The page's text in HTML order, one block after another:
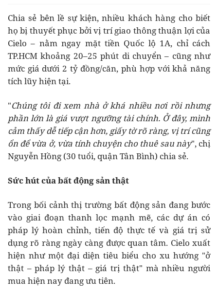
Chia sẻ bên lề sự kiện, nhiều khách hàng cho biết
họ bị thuyết phục bởi vị trí giao thông thuận lợi của
Cielo – nằm ngay mặt tiền Quốc lộ 1A, chỉ cách
TP.HCM khoảng 20–25 phút di chuyển – cũng như
mức giá dưới 2 tỷ đồng/căn, phù hợp với khả năng
tích lũy hiện tại.
"Chúng tôi đi xem nhà ở khá nhiều nơi rồi nhưng
phần lớn là giá vượt ngưỡng tài chính. Ở đây, mình
cảm thấy dễ tiếp cận hơn, giấy tờ rõ ràng, vị trí cũng
ổn để vừa ở, vừa tính chuyện cho thuê sau này", chị
Nguyễn Hồng (30 tuổi, quận Tân Bình) chia sẻ.
Sức hút của bất động sản thật
Trong bối cảnh thị trường bất động sản đang bước
vào giai đoạn thanh lọc mạnh mẽ, các dự án có
pháp lý hoàn chỉnh, tiến độ thực tế và giá trị sử
dụng rõ ràng ngày càng được quan tâm. Cielo xuất
hiện như một đại diện tiêu biểu cho xu hướng "ở
thật – pháp lý thật – giá trị thật" mà nhiều người
mua hiện nay đang ưu tiên.